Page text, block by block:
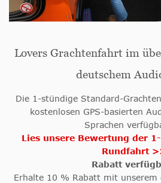
Lovers Grachtenfahrt im
deutschem
Die 1-stündige Standard-
kostenlosen GPS-basierten
Sprachen
Lies unsere Bewertung der
Rundfahrt
Rabatt
Erhalte 10 % Rabatt mit unserem